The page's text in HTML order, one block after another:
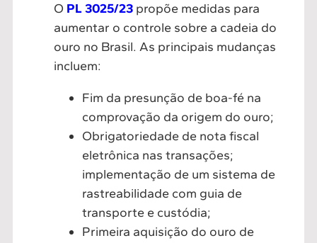
O PL 3025/23 propõe medidas para
aumentar o controle sobre a cadeia do
ouro no Brasil. As principais mudanças
incluem:
Fim da presunção de boa-fé na
comprovação da origem do ouro;
Obrigatoriedade de nota fiscal
eletrônica nas transações;
implementação de um sistema de
rastreabilidade com guia de
transporte e custódia;
Primeira aquisição do ouro de